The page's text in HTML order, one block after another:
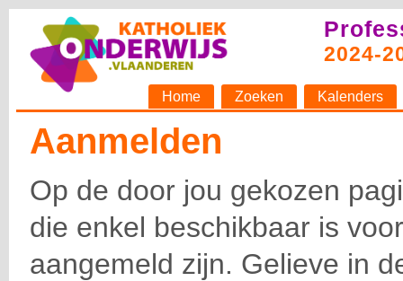
2024-
Home Zoeken Kalenders
Aanmelden
Op de door jou gekozen
die enkel beschikbaar is
aangemeld zijn. Gelieve in